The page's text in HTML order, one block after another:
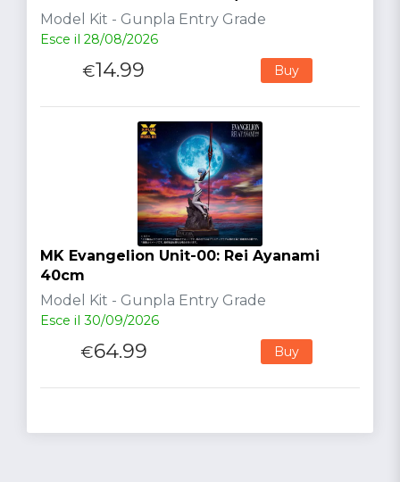
Model Kit - Gunpla Entry Grade
Esce il 28/08/2026
€14.99 Buy
MK Evangelion Unit-00: Rei Ayanami
40cm
Model Kit - Gunpla Entry Grade
Esce il 30/09/2026
€64.99 Buy